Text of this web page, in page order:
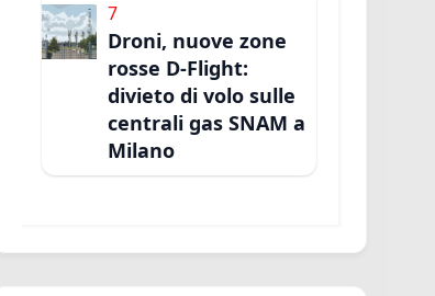
7
Droni, nuove zone
rosse D-Flight:
divieto di volo sulle
centrali gas SNAM a
Milano